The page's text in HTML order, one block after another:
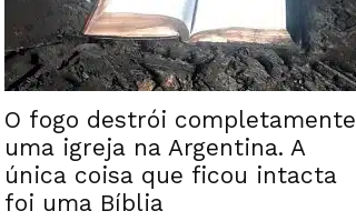
O fogo destrói completamente
uma igreja na Argentina. A
única coisa que ficou intacta
foi uma Bíblia